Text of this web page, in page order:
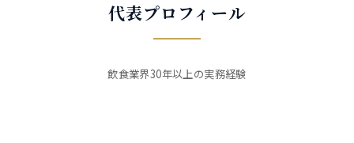
代表プロフィール
飲食業界30年以上の実務経験